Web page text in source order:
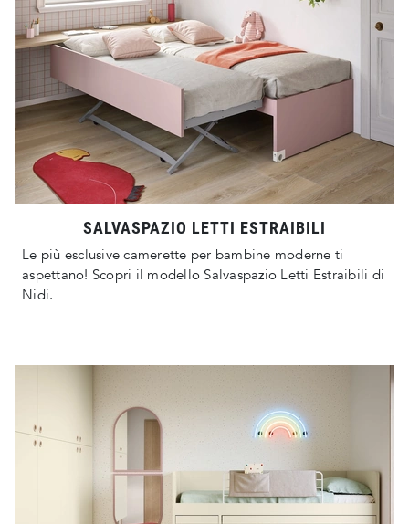
SALVASPAZIO LETTI ESTRAIBILI
Le più esclusive camerette per bambine moderne ti
aspettano! Scopri il modello Salvaspazio Letti Estraibili di
Nidi.